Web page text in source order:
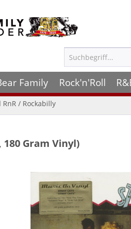
Family Rock'n'Roll
RnR / Rockabilly
180 Gram Vinyl)